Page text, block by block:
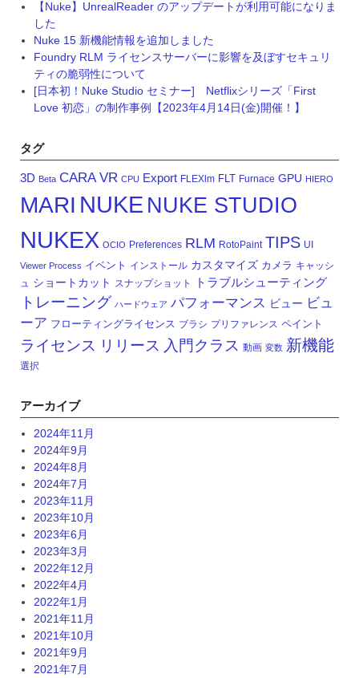
【Nuke】UnrealReader のアップデートが利用可能になりま
した
Nuke 15 新機能情報を追加しました
Foundry RLM ライセンスサーバーに影響を及ぼすセキュリ
ティの脆弱性について
[日本初！Nuke Studio セミナー] Netflixシリーズ「First
Love 初恋」の制作事例【2023年4月14日(金)開催！】
タグ
3D Beta CARA VR CPU Export FLEXlm FLT Furnace GPU HIERO
MARI NUKE NUKE STUDIO
NUKEX OCIO Preferences RLM RotoPaint TIPS UI
Viewer Process イベント インストール カスタマイズ カメラ キャッシ
ュ ショートカット スナップショット トラブルシューティング
トレーニング ハードウェア パフォーマンス ビュー ビュ
ーア フローティングライセンス ブラシ プリファレンス ペイント
ライセンス リリース 入門クラス 動画 変数 新機能
選択
アーカイブ
2024年11月
2024年9月
2024年8月
2024年7月
2023年11月
2023年10月
2023年6月
2023年3月
2022年12月
2022年4月
2022年1月
2021年11月
2021年10月
2021年9月
2021年7月